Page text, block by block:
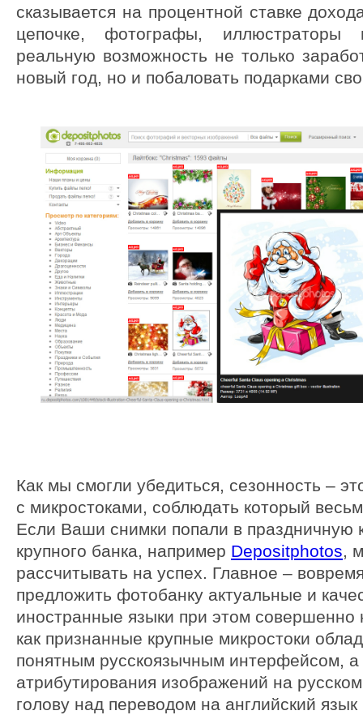
сказывается на процентной ставке
цепочке, фотографы,
реальную возможность не только
новый год, но и побаловать подарками
Как мы смогли убедиться, сезонность –
с микростоками, соблюдать который
Если Ваши снимки попали в праздничную
крупного банка, например Depositphotos,
рассчитывать на успех. Главное –
предложить фотобанку актуальные и
иностранные языки при этом совершенно
как признанные крупные микростоки
понятным русскоязычным интерфейсом,
атрибутирования изображений на
голову над переводом на английский язык